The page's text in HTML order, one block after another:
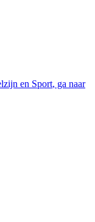
en Sport, ga naar